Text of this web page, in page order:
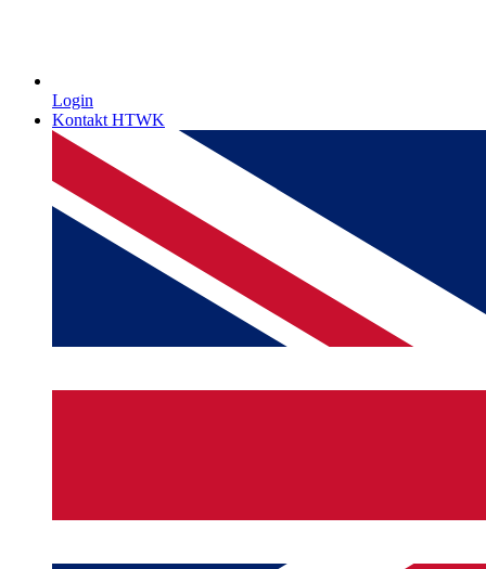
Login
Kontakt HTWK